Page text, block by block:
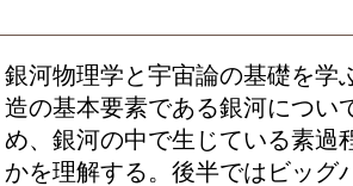
銀河物理学と宇宙論の基礎を学
造の基本要素である銀河につい
め、銀河の中で生じている素過
かを理解する。後半ではビッグ